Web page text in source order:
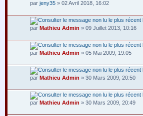
par jeny35 » 02 Avril 2018, 16:02
par Mathieu Admin » 09 Juillet 2013, 10:16
par Mathieu Admin » 05 Mai 2009, 19:05
par Mathieu Admin » 30 Mars 2009, 20:50
par Mathieu Admin » 30 Mars 2009, 20:49